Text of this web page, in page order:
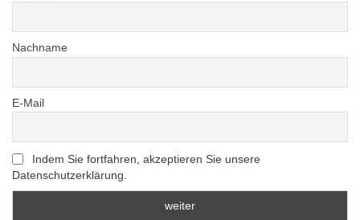
Nachname
E-Mail
Indem Sie fortfahren, akzeptieren Sie unsere
Datenschutzerklärung.